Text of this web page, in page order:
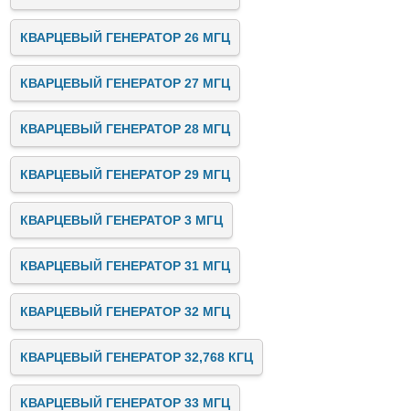
КВАРЦЕВЫЙ ГЕНЕРАТОР 26 МГЦ
КВАРЦЕВЫЙ ГЕНЕРАТОР 27 МГЦ
КВАРЦЕВЫЙ ГЕНЕРАТОР 28 МГЦ
КВАРЦЕВЫЙ ГЕНЕРАТОР 29 МГЦ
КВАРЦЕВЫЙ ГЕНЕРАТОР 3 МГЦ
КВАРЦЕВЫЙ ГЕНЕРАТОР 31 МГЦ
КВАРЦЕВЫЙ ГЕНЕРАТОР 32 МГЦ
КВАРЦЕВЫЙ ГЕНЕРАТОР 32,768 КГЦ
КВАРЦЕВЫЙ ГЕНЕРАТОР 33 МГЦ